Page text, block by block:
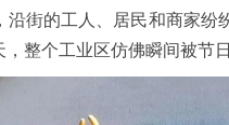
街的工人、居民和商家纷
整个工业区仿佛瞬间被节